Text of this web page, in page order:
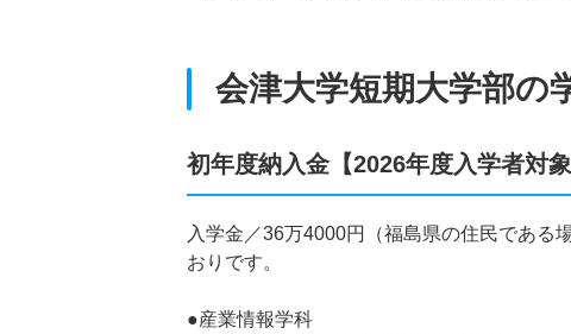
会津大学短期大学部の
初年度納入金【2026年度入学者対象
入学金／36万4000円（福島県の住民である
おりです。
●産業情報学科